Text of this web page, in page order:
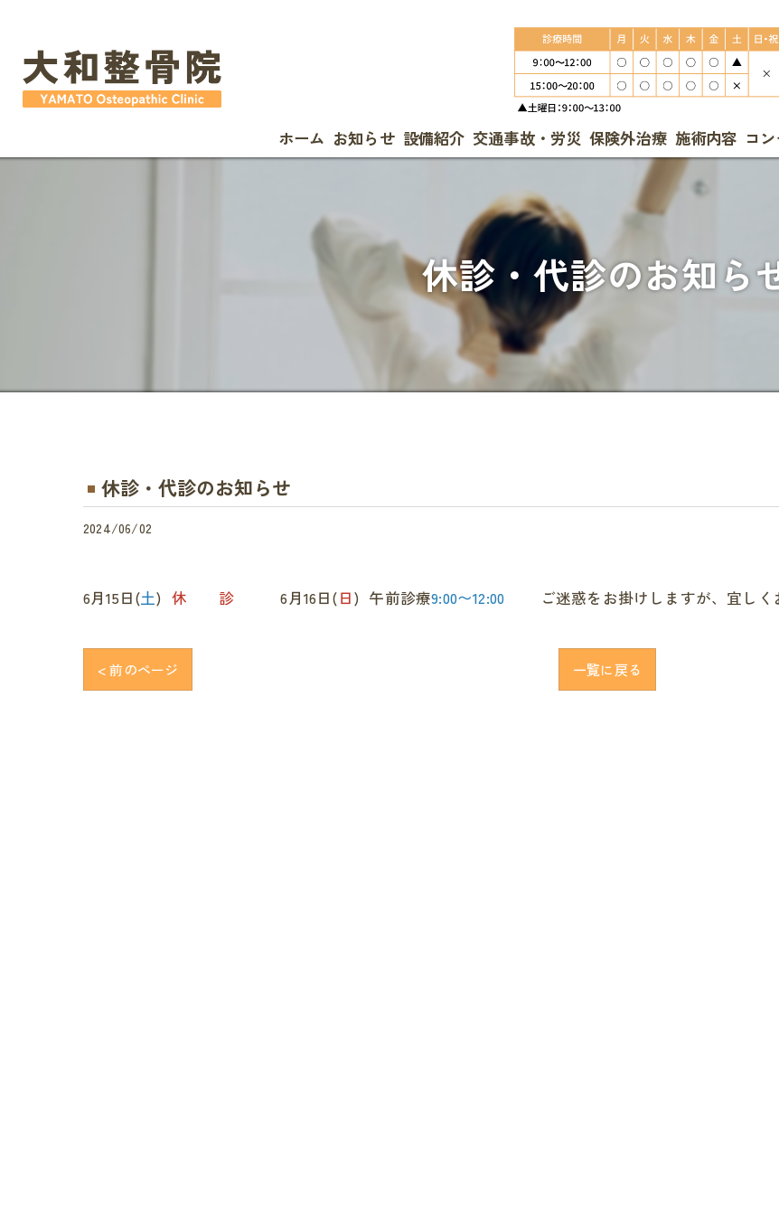
ホーム お知らせ 設備紹介 交通事故・労災 保険外治療 施術内容 コ
休診・代診のお知ら
休診・代診のお知らせ
2024/06/02
6月15日(土)休 診6月16日(日) 午前診療9:00〜12:00 ご迷惑をお掛けしますが、宜しく
< 前のページ 一覧に戻る